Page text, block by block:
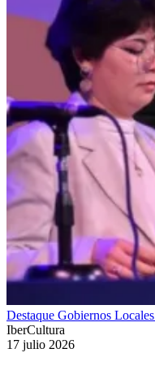
Destaque Gobiernos Locales
IberCultura
17 julio 2026